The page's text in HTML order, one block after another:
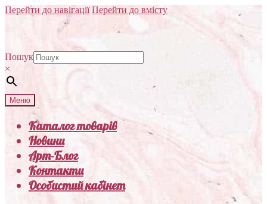
Перейти до навігації Перейти до вмісту
Пошук
×
Меню
Каталог товарів
Новини
Арт-Блог
Контакти
Особистий кабінет